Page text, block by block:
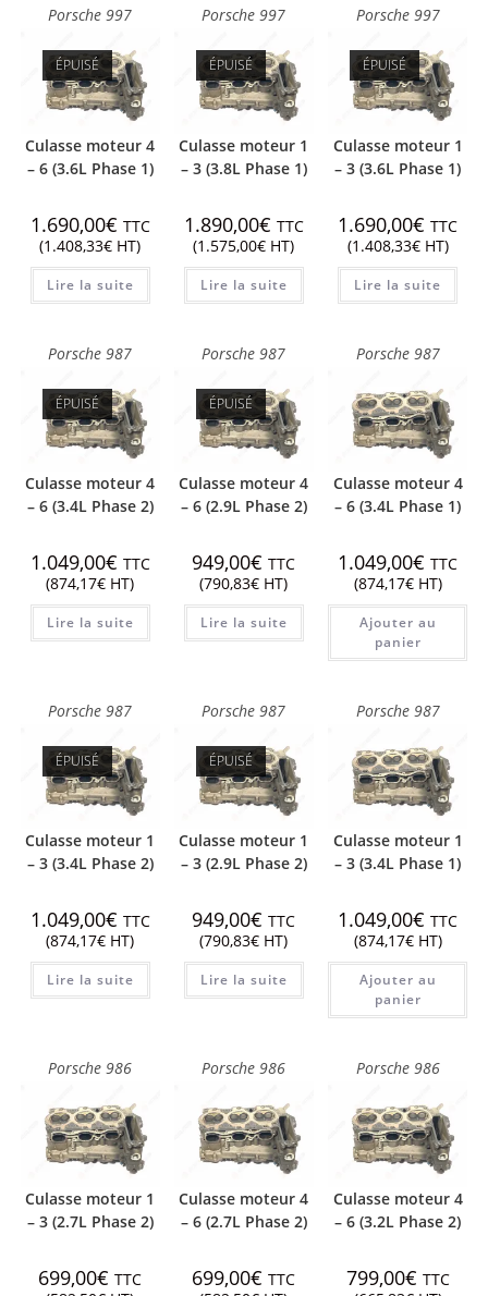
Porsche 997
ÉPUISÉ
Culasse moteur 4
– 6 (3.6L Phase 1)
1.690,00€ TTC
(1.408,33€ HT)
Lire la suite
Porsche 997
ÉPUISÉ
Culasse moteur 1
– 3 (3.8L Phase 1)
1.890,00€ TTC
(1.575,00€ HT)
Lire la suite
Porsche 997
ÉPUISÉ
Culasse moteur 1
– 3 (3.6L Phase 1)
1.690,00€ TTC
(1.408,33€HT)
Lire la suite
Porsche 987
ÉPUISÉ
Culasse moteur 4
– 6 (3.4L Phase 2)
1.049,00€ TTC
(874,17€ HT)
Lire la suite
Porsche 987
ÉPUISÉ
Culasse moteur 4
– 6 (2.9L Phase 2)
949,00€ TTC
(790,83€ HT)
Lire la suite
Porsche 987
Culasse moteur 4
– 6 (3.4L Phase 1)
1.049,00€ TTC
(874,17€HT)
Ajouter au
panier
Porsche 987
ÉPUISÉ
Culasse moteur 1
– 3 (3.4L Phase 2)
1.049,00€ TTC
(874,17€ HT)
Lire la suite
Porsche 987
ÉPUISÉ
Culasse moteur 1
– 3 (2.9L Phase 2)
949,00€ TTC
(790,83€ HT)
Lire la suite
Porsche 987
Culasse moteur 1
– 3 (3.4L Phase 1)
1.049,00€ TTC
(874,17€HT)
Ajouter au
panier
Porsche 986
Culasse moteur 1
– 3 (2.7L Phase 2)
699,00€ TTC
Porsche 986
Culasse moteur 4
– 6 (2.7L Phase 2)
699,00€ TTC
Porsche 986
Culasse moteur 4
– 6 (3.2L Phase 2)
799,00€ TTC